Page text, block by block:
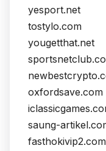
yesport.net
tostylo.com
yougetthat.net
oxfordsave.com
saung-
fasthokivip2.com